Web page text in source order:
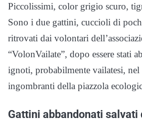
Piccolissimi, color grigio scuro,
Sono i due gattini, cuccioli di
ritrovati dai volontari
“VolonVailate”, dopo essere stati
ignoti, probabilmente vailatesi, nel
ingombranti della piazzola
Gattini abbandonati salvati